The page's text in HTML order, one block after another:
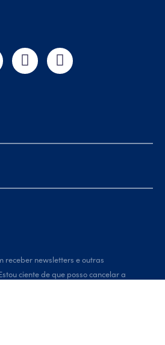
receber newsletters e outras
ciente de que posso cancelar a